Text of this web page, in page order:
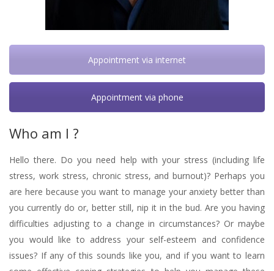
Who am I ?
Hello there. Do you need help with your stress (including life
stress, work stress, chronic stress, and burnout)? Perhaps you
are here because you want to manage your anxiety better than
you currently do or, better still, nip it in the bud. Are you having
difficulties adjusting to a change in circumstances? Or maybe
you would like to address your self-esteem and confidence
issues? If any of this sounds like you, and if you want to learn
Appointment via internet
Appointment via phone